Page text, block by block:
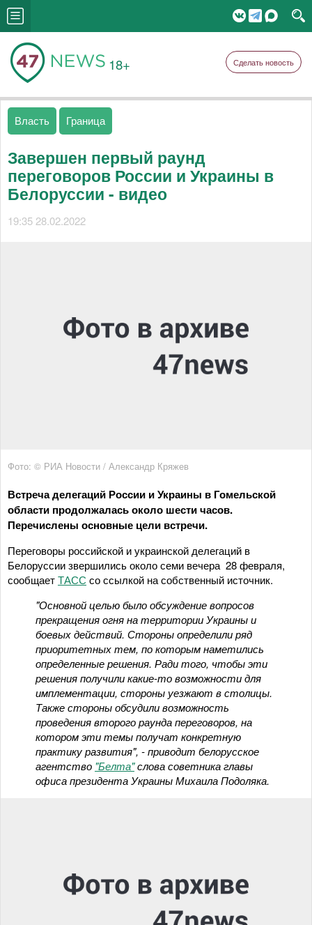
18+ Сделать новость
Власть Граница
Завершен первый раунд
переговоров России и Украины в
Белоруссии - видео
19:35 28.02.2022
Фото: © РИА Новости / Александр Кряжев
Встреча делегаций России и Украины в Гомельской
области продолжалась около шести часов.
Перечислены основные цели встречи.
Переговоры российской и украинской делегаций в
Белоруссии звершились около семи вечера 28 февраля,
сообщаетТАСС со ссылкой на собственный источник.
"Основной целью было обсуждение вопросов
прекращения огня на территории Украины и
боевых действий. Стороны определили ряд
приоритетных тем, по которым наметились
определенные решения. Ради того, чтобы эти
решения получили какие-то возможности для
имплементации, стороны уезжают в столицы.
Также стороны обсудили возможность
проведения второго раунда переговоров, на
котором эти темы получат конкретную
практику развития", - приводит белорусское
агентство "Белта"слова советника главы
офиса президента Украины Михаила Подоляка.